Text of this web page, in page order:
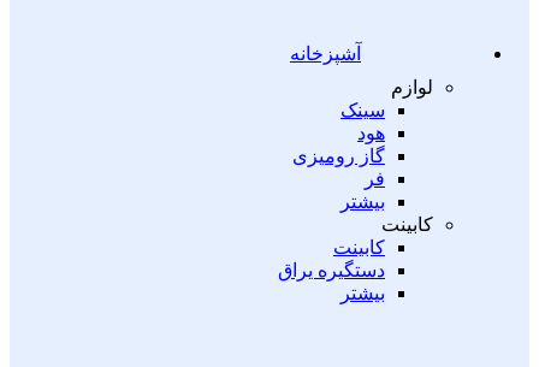
آشپزخانه
لوازم
سینک
هود
گاز رومیزی
فر
بیشتر
کابینت
کابینت
دستگیره یراق
بیشتر